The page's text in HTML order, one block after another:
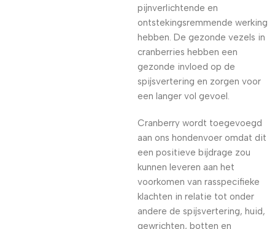
pijnverlichtende en
ontstekingsremmende werking
hebben. De gezonde vezels in
cranberries hebben een
gezonde invloed op de
spijsvertering en zorgen voor
een langer vol gevoel.
Cranberry wordt toegevoegd
aan ons hondenvoer omdat dit
een positieve bijdrage zou
kunnen leveren aan het
voorkomen van rasspecifieke
klachten in relatie tot onder
andere de spijsvertering, huid,
gewrichten, botten en